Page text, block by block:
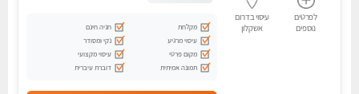
לפרטים
נוספים
עיסוי בדרום
אשקלון
מקלחת
חניה חינם
עיסוי מרגיע
נקי ומסודר
מקום פרטי
עיסוי מקצועי
תמונה אמיתית
דוברת עיברית